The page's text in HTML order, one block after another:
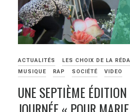
ACTUALITÉS LES CHOIX DE LA
MUSIQUE
RAP SOCIÉTÉ VIDEO
UNE SEPTIÈME